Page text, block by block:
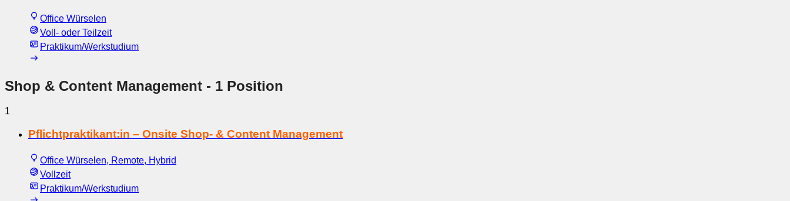
Office Würselen
Voll- oder Teilzeit
Praktikum/Werkstudium
Shop & Content Management - 1 Position
1
Pflichtpraktikant:in – Onsite Shop- & Content Management
Office Würselen, Remote, Hybrid
Vollzeit
Praktikum/Werkstudium